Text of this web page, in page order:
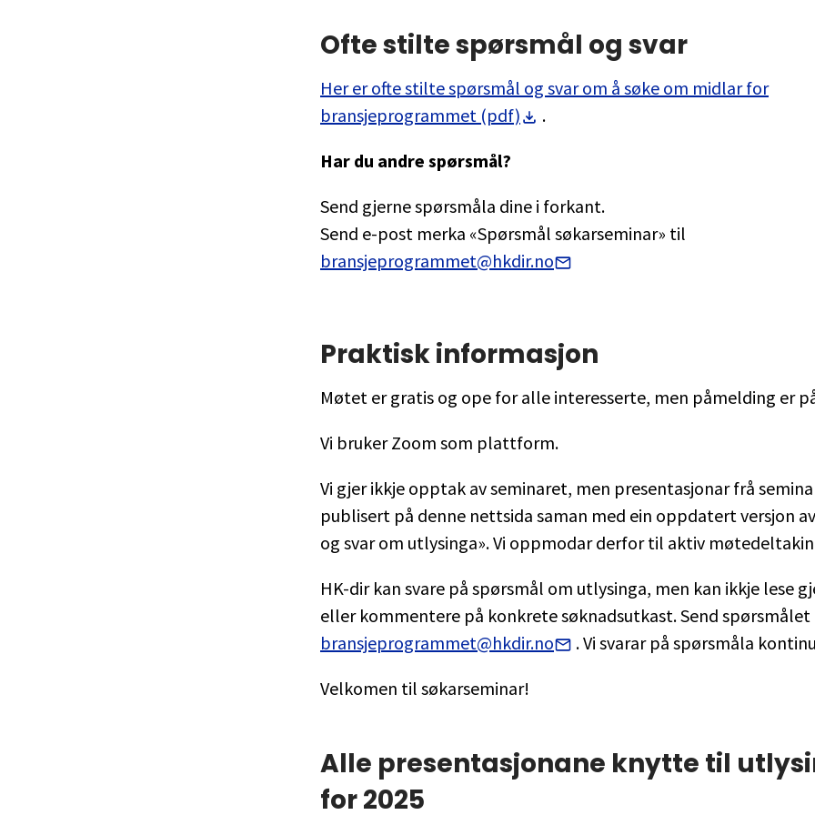
Ofte stilte spørsmål og svar
Her er ofte stilte spørsmål og svar om å søke om midlar for
bransjeprogrammet (pdf)
.
Har du andre spørsmål?
Send gjerne spørsmåla dine i forkant.
Send e-post merka «Spørsmål søkarseminar» til
bransjeprogrammet@hkdir.no
Praktisk informasjon
Møtet er gratis og ope for alle interesserte, men påmelding er
Vi bruker Zoom som plattform.
Vi gjer ikkje opptak av seminaret, men presentasjonar frå
publisert på denne nettsida saman med ein oppdatert versjon
og svar om utlysinga». Vi oppmodar derfor til aktiv
HK-dir kan svare på spørsmål om utlysinga, men kan ikkje lese
eller kommentere på konkrete søknadsutkast. Send
bransjeprogrammet@hkdir.no
. Vi svarar på spørsmåla
Velkomen til søkarseminar!
Alle presentasjonane knytte til
for 2025